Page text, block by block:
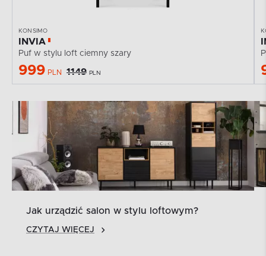
KONSIMO
INVIA
Puf w stylu loft ciemny szary
999 PLN 1149 PLN
Jak urządzić salon w stylu loftowym?
CZYTAJ WIĘCEJ